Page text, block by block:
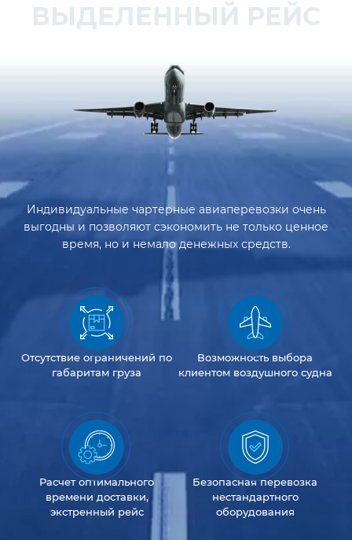
ВЫДЕЛЕННЫЙ РЕЙС
Индивидуальные чартерные авиаперевозки очень
выгодны и позволяют сэкономить не только ценное
время, но и немало денежных средств.
Отсутствиеограничений по
габаритам груза
Возможность выбора
клиентом воздушного судна
Расчет оптимального
времени доставки,
экстренный рейс
Безопасная перевозка
нестандартного
оборудования